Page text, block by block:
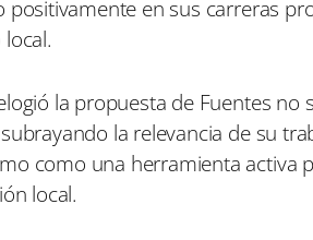
positivamente en sus carreras
la propuesta de Fuentes
la relevancia de su
como una herramienta activa
local.